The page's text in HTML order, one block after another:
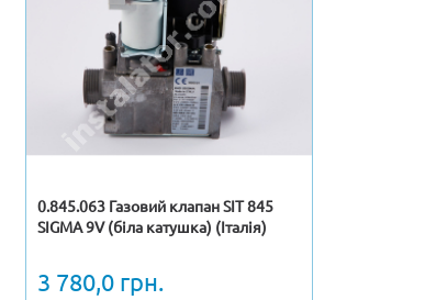
0.845.063 Газовий клапан SIT 845
SIGMA 9V (біла катушка) (Італія)
3 780,0 грн.